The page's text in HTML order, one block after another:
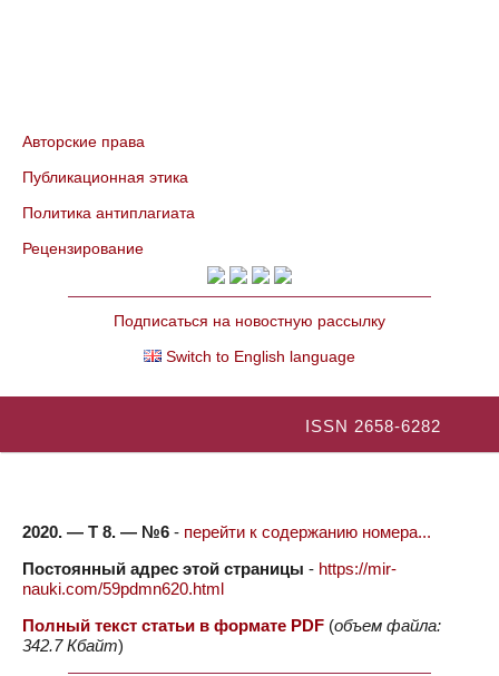
Авторские права
Публикационная этика
Политика антиплагиата
Рецензирование
Подписаться на новостную рассылку
Switch to English language
ISSN 2658-6282
2020. — Т 8. — №6 - перейти к содержанию номера...
Постоянный адрес этой страницы - https://mir-
nauki.com/59pdmn620.html
Полный текст статьи в формате PDF (объем файла:
342.7 Кбайт)